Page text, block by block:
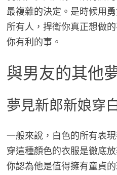
最複雜的決定。是時候用
所有人，捍衛你真正想做
你有利的事。
與男友的其他
夢見新郎新娘穿
一般來說，白色的所有表
穿這種顏色的衣服是徹底
你認為他是值得擁有童貞